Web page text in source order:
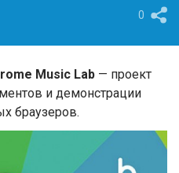
0
Music Lab — проект
и демонстрации
браузеров.